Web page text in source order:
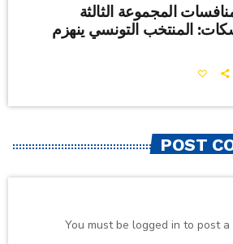
المجموعة الثالثة
المنتخب التونسي ينهزم
POST
You must be logged in to post a